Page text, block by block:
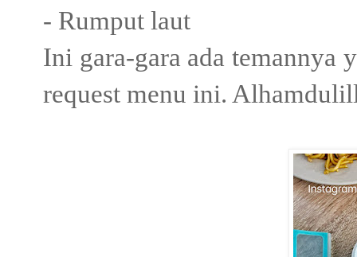
- Rumput laut
Ini gara-gara ada temannya
request menu ini.